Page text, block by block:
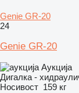
Genie GR-20
24
Genie GR-20
Аукција
Дигалка -
Носивост 159 кг